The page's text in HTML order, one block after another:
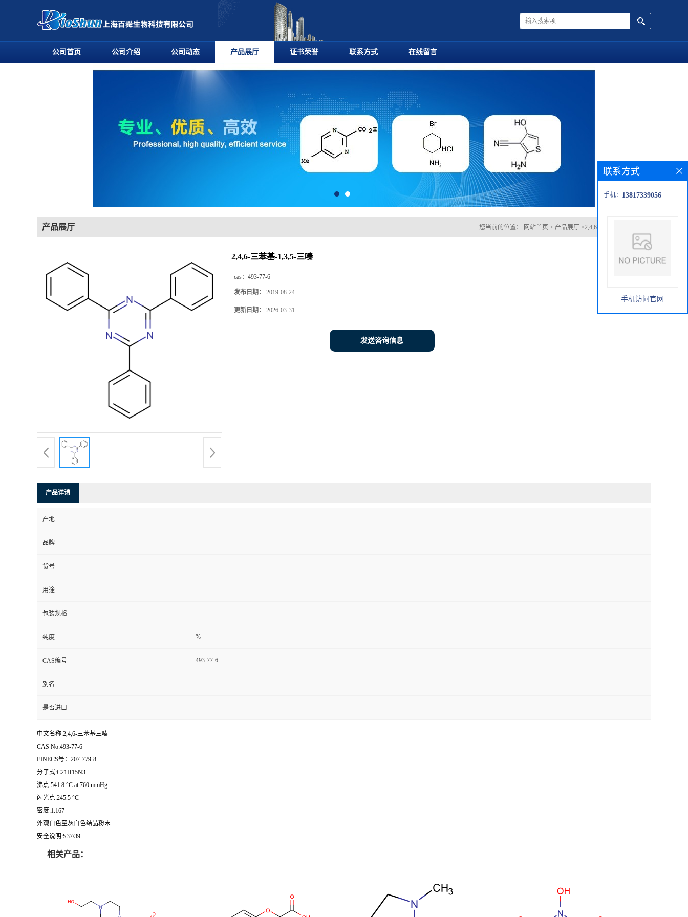
公司首页 公司介绍 公司动态 产品展厅 证书荣誉 联系方式 在线留言
产品展厅 您当前的位置： 网站首页 > 产品展厅 >2,4,6-三苯基-1,3,5-三嗪
2,4,6-三苯基-1,3,5-三嗪
cas： 493-77-6
发布日期： 2019-08-24
更新日期： 2026-03-31
发送咨询信息
产品详请
产地
品牌
货号
用途
包装规格
纯度 %
CAS编号 493-77-6
别名
是否进口
中文名称:2,4,6-三苯基三嗪
CAS No:493-77-6
EINECS号：207-779-8
分子式:C21H15N3
沸点:541.8 °C at 760 mmHg
闪光点:245.5 °C
密度:1.167
外观白色至灰白色结晶粉末
安全说明:S37/39
相关产品：
联系方式
手机： 13817339056
手机访问官网